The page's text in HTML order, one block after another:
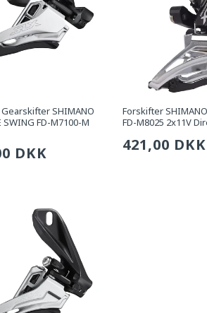
SHIMANO
SWING FD-M7100-M
DKK
Forskifter SHIMANO
FD-M8025 2x11V
Sædvanlig
421,00 DKK